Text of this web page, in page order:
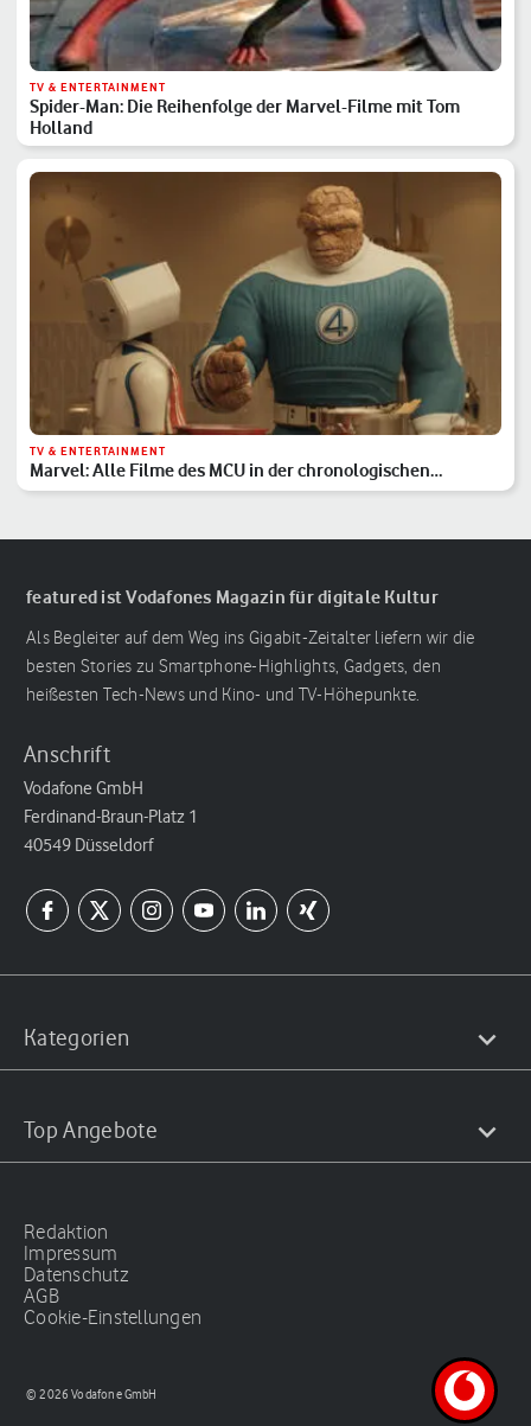
TV & ENTERTAINMENT
Spider-Man: Die Reihenfolge der Marvel-Filme mit Tom
Holland
TV & ENTERTAINMENT
Marvel: Alle Filme des MCU in der chronologischen
Reihenfolge
featured ist Vodafones Magazin für digitale Kultur
Als Begleiter auf dem Weg ins Gigabit-Zeitalter liefern wir die
besten Stories zu Smartphone-Highlights, Gadgets, den
heißesten Tech-News und Kino- und TV-Höhepunkte.
Anschrift
Vodafone GmbH
Ferdinand-Braun-Platz 1
40549 Düsseldorf
Kategorien
Top Angebote
Redaktion
Impressum
Datenschutz
AGB
Cookie-Einstellungen
© 2026 Vodafone GmbH